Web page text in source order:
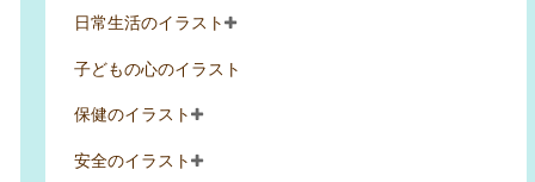
日常生活のイラスト
子どもの心のイラスト
保健のイラスト
安全のイラスト